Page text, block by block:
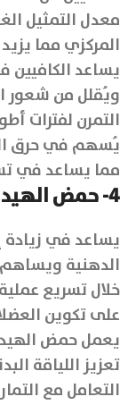
معدل التمثيل
المركزي مما
يساعد الكافيين
ويُقلل من شعور
التمرن لفترات
يُسهم في حرق
مما يساعد في
4- حمض الهيدروكلوريك HCL
يساعد في زيادة
الدهنية
خلال تسريع
على تكوين
تعزيز اللياقة
التعامل مع